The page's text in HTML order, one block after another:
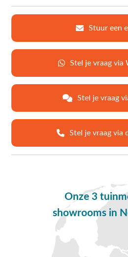
Stuur een
Stel je vraag via
Stel je vraag
Stel je vraag via
Onze 3
showrooms in